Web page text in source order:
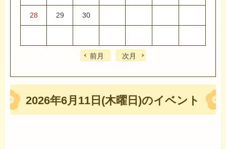
28 29 30
前月 次月
2026年6月11日(木曜日)のイベント